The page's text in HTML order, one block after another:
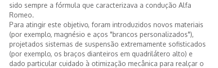
sido sempre a fórmula que caracterizava a condução Alfa
Romeo.
Para atingir este objetivo, foram introduzidos novos materiais
(por exemplo, magnésio e aços "brancos personalizados"),
projetados sistemas de suspensão extremamente sofisticados
(por exemplo, os braços dianteiros em quadrilátero alto) e
dado particular cuidado à otimização mecânica para realçar o